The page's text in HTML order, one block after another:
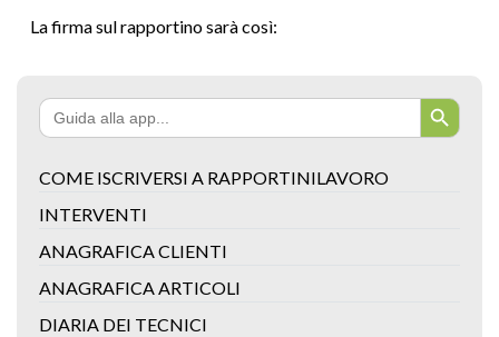
La firma sul rapportino sarà così:
Search
for:
Search Button
COME ISCRIVERSI A RAPPORTINILAVORO
INTERVENTI
ANAGRAFICA CLIENTI
ANAGRAFICA ARTICOLI
DIARIA DEI TECNICI